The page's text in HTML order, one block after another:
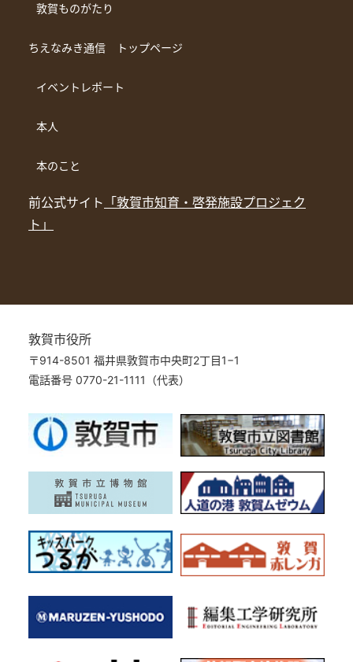
敦賀ものがたり
ちえなみき通信 トップページ
イベントレポート
本人
本のこと
前公式サイト 「敦賀市知育・啓発施設プロジェク
ト」
敦賀市役所
〒914-8501 福井県敦賀市中央町2丁目1−1
電話番号 0770-21-1111（代表）